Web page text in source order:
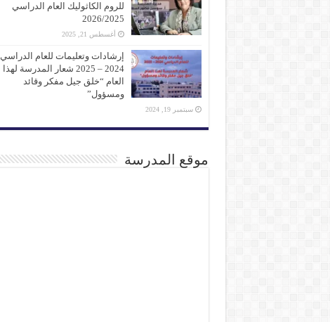
للروم الكاثوليك العام الدراسي
2026/2025
أغسطس 21, 2025
إرشادات وتعليمات للعام الدراسي
2024 – 2025 شعار المدرسة لهذا
العام “خلق جيل مفكر وقائد
ومسؤول”
سبتمبر 19, 2024
موقع المدرسة